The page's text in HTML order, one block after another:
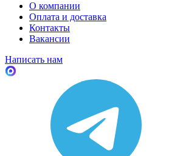
О компании
Оплата и доставка
Контакты
Вакансии
Написать нам